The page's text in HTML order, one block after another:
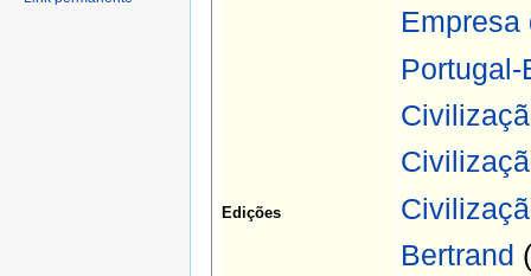
Edições
Empresa
Portugal-
Bertrand (